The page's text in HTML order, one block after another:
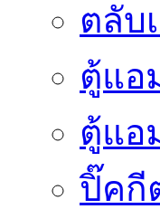
ตลับ
ตู้แอ
ตู้แอ
ปิ๊คกี